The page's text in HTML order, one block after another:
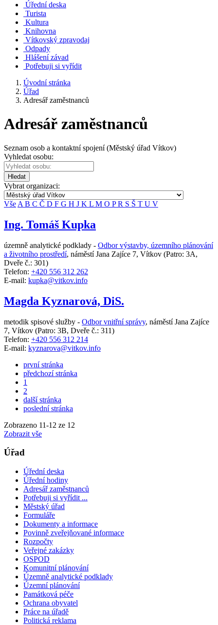
Úřední deska
Turista
Kultura
Knihovna
Vítkovský zpravodaj
Odpady
Hlášení závad
Potřebuji si vyřídit
Úvodní stránka
Úřad
Adresář zaměstnanců
Adresář zaměstnanců
Seznam osob a kontaktní spojení (Městský úřad Vítkov)
Vyhledat osobu:
Hledat
Vybrat organizaci:
Vše A B C Č D F G H J K L M O PR S Š T U V
Ing. Tomáš Kupka
územně analytické podklady - Odbor výstavby, územního plánování
a životního prostředí, náměstí Jana Zajíce 7, Vítkov (Patro: 3A,
Dveře č.: 301)
Telefon: +420 556 312 262
E-mail: kupka@vitkov.info
Magda Kyznarová, DiS.
metodik spisové služby - Odbor vnitřní správy, náměstí Jana Zajíce
7, Vítkov (Patro: 3B, Dveře č.: 311)
Telefon: +420 556 312 214
E-mail: kyznarova@vitkov.info
první stránka
předchozí stránka
1
2
další stránka
poslední stránka
Zobrazeno 11-12 ze 12
Zobrazit vše
Úřad
Úřední deska
Úřední hodiny
Adresář zaměstnanců
Potřebuji si vyřídit ...
Městský úřad
Formuláře
Dokumenty a informace
Povinně zveřejňované informace
Rozpočty
Veřejné zakázky
OSPOD
Komunitní plánování
Územně analytické podklady
Územní plánování
Památková péče
Ochrana obyvatel
Práce na úřadě
Politická reklama